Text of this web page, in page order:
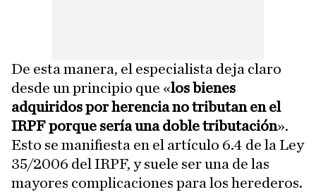
De esta manera, el especialista deja claro
desde un principio que «los bienes
adquiridos por herencia no tributan en el
IRPF porque sería una doble tributación».
Esto se manifiesta en el artículo 6.4 de la Ley
35/2006 del IRPF, y suele ser una de las
mayores complicaciones para los herederos.